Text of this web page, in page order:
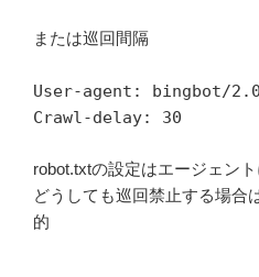
または巡回間隔
User-agent: bingbot/2.0
Crawl-delay: 30
robot.txtの設定はエージェン
どうしても巡回禁止する場合
的